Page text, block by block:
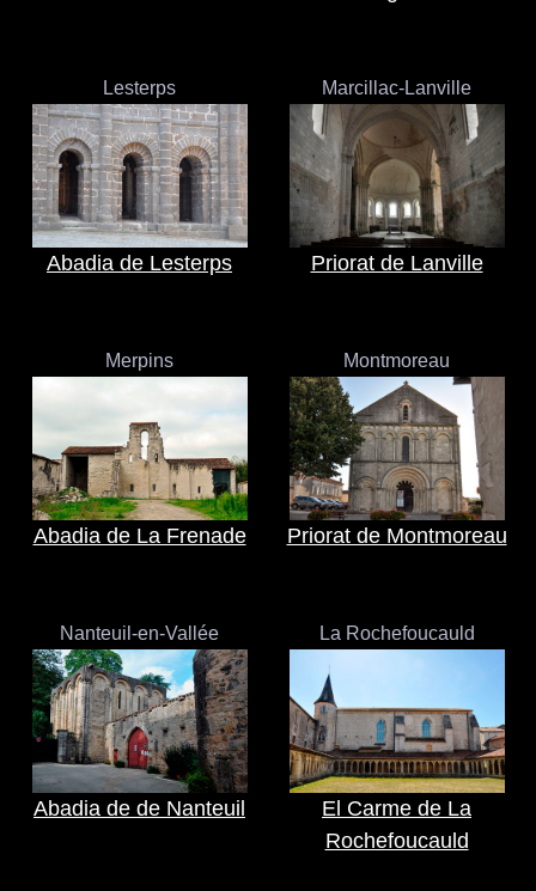
Lesterps
Abadia de Lesterps
Marcillac-Lanville
Priorat de Lanville
Merpins
Abadia de La Frenade
Montmoreau
Priorat de Montmoreau
Nanteuil-en-Vallée
Abadia de de Nanteuil
La Rochefoucauld
El Carme de La
Rochefoucauld